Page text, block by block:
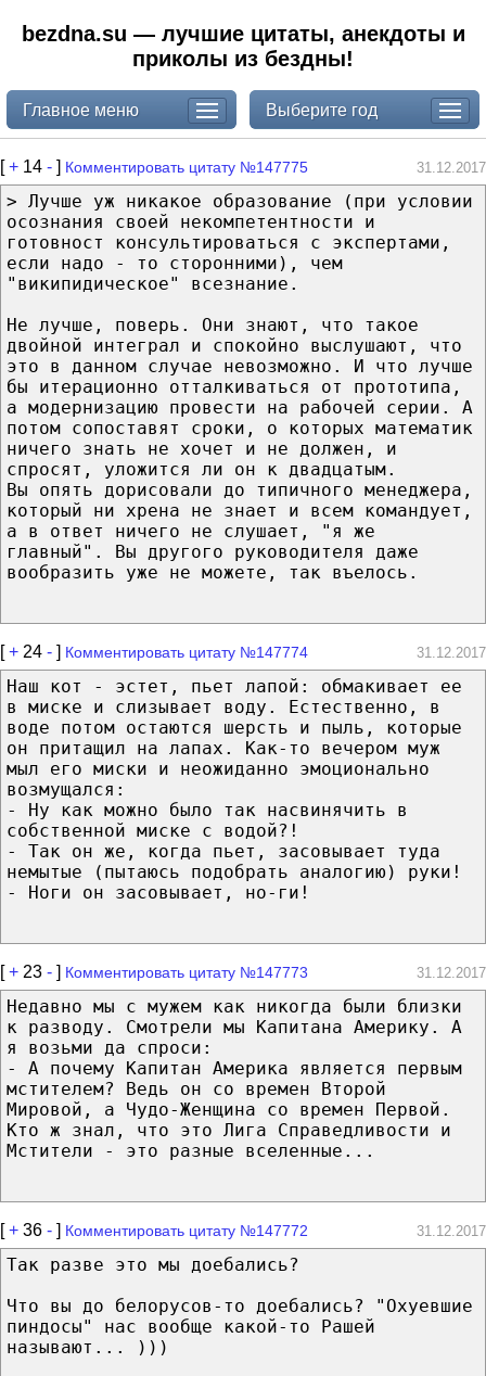
bezdna.su — лучшие цитаты, анекдоты и
приколы из бездны!
Главное меню Выберите год
[+ 14 - ] Комментировать цитату №147775 31.12.2017
> Лучше уж никакое образование (при условии
осознания своей некомпетентности и
готовност консультироваться с экспертами,
если надо - то сторонними), чем
"википидическое" всезнание.
Не лучше, поверь. Они знают, что такое
двойной интеграл и спокойно выслушают, что
это в данном случае невозможно. И что лучше
бы итерационно отталкиваться от прототипа,
а модернизацию провести на рабочей серии. А
потом сопоставят сроки, о которых математик
ничего знать не хочет и не должен, и
спросят, уложится ли он к двадцатым.
Вы опять дорисовали до типичного менеджера,
который ни хрена не знает и всем командует,
а в ответ ничего не слушает, "я же
главный". Вы другого руководителя даже
вообразить уже не можете, так въелось.
[+ 24 - ] Комментировать цитату №147774 31.12.2017
Наш кот - эстет, пьет лапой: обмакивает ее
в миске и слизывает воду. Естественно, в
воде потом остаются шерсть и пыль, которые
он притащил на лапах. Как-то вечером муж
мыл его миски и неожиданно эмоционально
возмущался:
- Ну как можно было так насвинячить в
собственной миске с водой?!
- Так он же, когда пьет, засовывает туда
немытые (пытаюсь подобрать аналогию) руки!
- Ноги он засовывает, но-ги!
[+ 23 - ] Комментировать цитату №147773 31.12.2017
Недавно мы с мужем как никогда были близки
к разводу. Смотрели мы Капитана Америку. А
я возьми да спроси:
- А почему Капитан Америка является первым
мстителем? Ведь он со времен Второй
Мировой, а Чудо-Женщина со времен Первой.
Кто ж знал, что это Лига Справедливости и
Мстители - это разные вселенные...
[+ 36 - ] Комментировать цитату №147772 31.12.2017
Так разве это мы доебались?
Что вы до белорусов-то доебались? "Охуевшие
пиндосы" нас вообще какой-то Рашей
называют... )))